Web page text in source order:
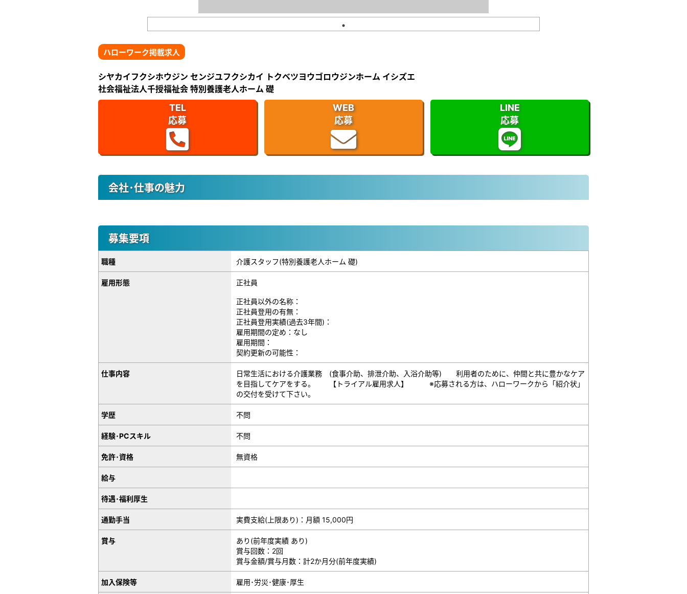
ハローワーク掲載求人
シヤカイフクシホウジン センジユフクシカイ トクベツヨウゴロウジンホーム イシズエ
社会福祉法人千授福祉会 特別養護老人ホーム 礎
TEL
応募
WEB
応募
LINE
応募
会社･仕事の魅力
募集要項
職種 介護スタッフ(特別養護老人ホーム 礎)
雇用形態 正社員
正社員以外の名称：
正社員登用の有無：
正社員登用実績(過去3年間)：
雇用期間の定め：なし
雇用期間：
契約更新の可能性：
仕事内容
日常生活における介護業務 (食事介助、排泄介助、入浴介助等) 利用者のために、仲間と共に豊かなケア
を目指してケアをする。 【トライアル雇用求人】 ※応募される方は、ハローワークから「紹介状」
の交付を受けて下さい。
学歴 不問
経験･PCスキル 不問
免許･資格 無資格
給与
待遇･福利厚生
通勤手当 実費支給(上限あり)：月額 15,000円
賞与
あり(前年度実績 あり)
賞与回数：2回
賞与金額/賞与月数：計2か月分(前年度実績)
加入保険等 雇用･労災･健康･厚生